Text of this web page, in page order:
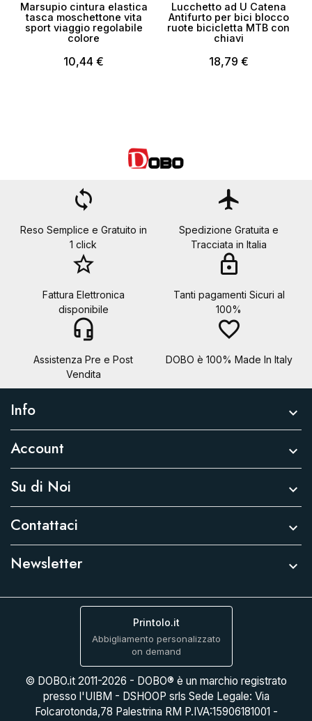
Marsupio cintura elastica
tasca moschettone vita
sport viaggio regolabile
colore
10,44 €
Lucchetto ad U Catena
Antifurto per bici blocco
ruote bicicletta MTB con
chiavi
18,79 €
loop
Reso Semplice e Gratuito in
1 click
flight
Spedizione Gratuita e
Tracciata in Italia
star_border
Fattura Elettronica
disponibile
lock
Tanti pagamenti Sicuri al
100%
headset_mic
Assistenza Pre e Post
Vendita
favorite_border
DOBO è 100% Made In Italy
Info 
Account 
Su di Noi 
Contattaci 
Newsletter 
Printolo.it
Abbigliamento personalizzato
on demand
© DOBO.it 2011-2026 - DOBO® è un marchio registrato
presso l'UIBM - DSHOOP srls Sede Legale: Via
Folcarotonda,78 Palestrina RM P.IVA:15906181001 -